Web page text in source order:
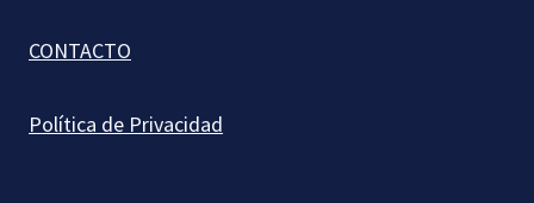
CONTACTO
Política de Privacidad